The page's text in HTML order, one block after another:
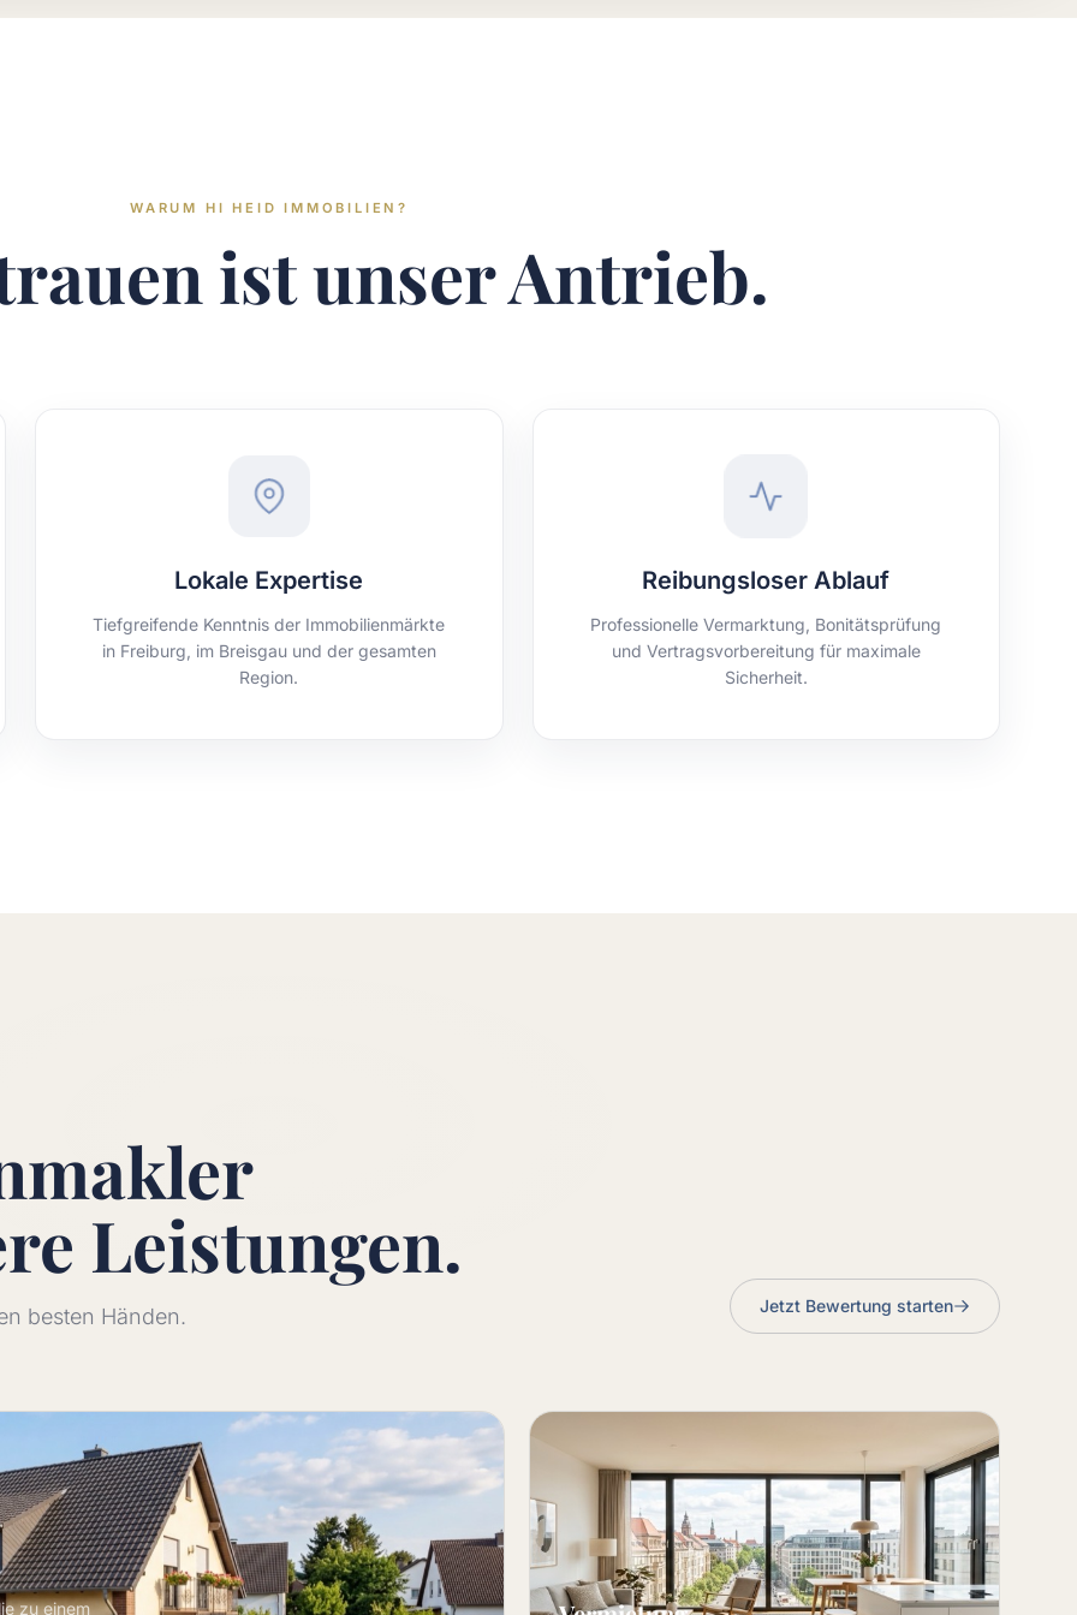
WARUM HI HEID IMMOBILIEN?
ist unserAntrieb.
Lokale Expertise
Tiefgreifende Kenntnis der Immobilienmärkte
in Freiburg, im Breisgau und der gesamten
Region.
Reibungsloser Ablauf
Professionelle Vermarktung, Bonitätsprüfung
und Vertragsvorbereitung für maximale
Sicherheit.
Leistungen.
besten Händen. Jetzt Bewertung starten
zu einem